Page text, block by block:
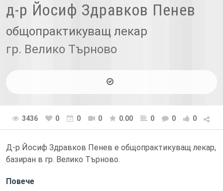
д-р Йосиф Здравков Пенев
общопрактикуващ лекар
гр. Велико Търново
3436 0 0 0 0.00 0 0 0
Д-р Йосиф Здравков Пенев е общопрактикуващ лекар,
базиран в гр. Велико Търново.
Повече